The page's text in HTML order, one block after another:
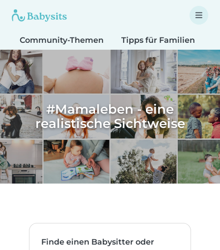
Community-Themen Tipps für Familien
#Mamaleben - eine
realistische Sichtweise
Finde einen Babysitter oder